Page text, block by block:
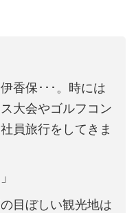
香保･･･。時には
大会やゴルフコン
員旅行をしてきま
目ぼしい観光地は